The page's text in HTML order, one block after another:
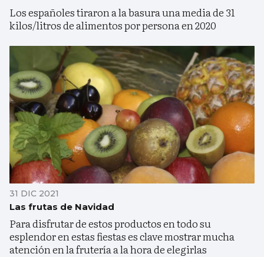
Los españoles tiraron a la basura una media de 31
kilos/litros de alimentos por persona en 2020
31 DIC 2021
Las frutas de Navidad
Para disfrutar de estos productos en todo su
esplendor en estas fiestas es clave mostrar mucha
atención en la frutería a la hora de elegirlas